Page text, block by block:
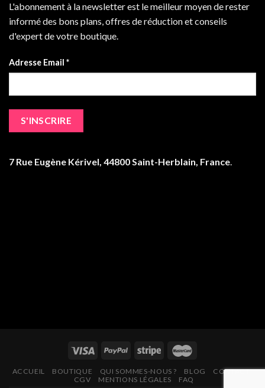
L'abonnement à la newsletter est le meilleur moyen de rester
informé des bons plans, offres de réduction et conseils
d'expert de votre boutique.
Adresse Email *
7 Rue Eugène Kérivel, 44800 Saint-Herblain, France
ACCUEIL BOUTIQUE QUI SOMMES-NOUS ? BLOG
CONTACT
CGV
MENTIONS LÉGALES FAQ